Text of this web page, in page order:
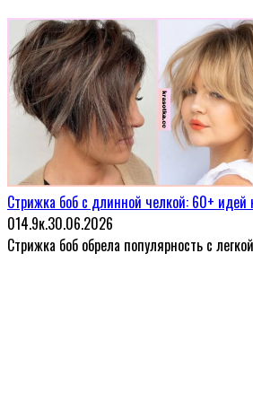
Стрижка боб с длинной челкой: 60+ идей
014.9к.30.06.2026
Стрижка боб обрела популярность с